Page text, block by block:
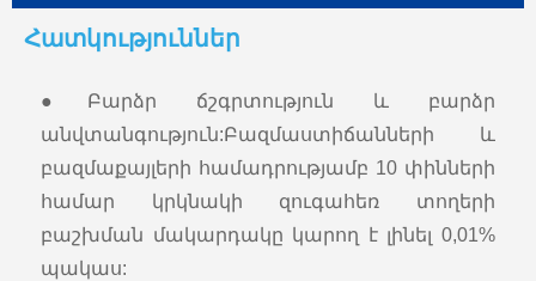
Հատկություններ
●Բարձր ճշգրտություն և բարձր
անվտանգություն:Բազմաստիճանների և
բազմաքայլերի համադրությամբ 10 փինների
համար կրկնակի զուգահեռ տողերի
բաշխման մակարդակը կարող է լինել 0,01%
պակաս: